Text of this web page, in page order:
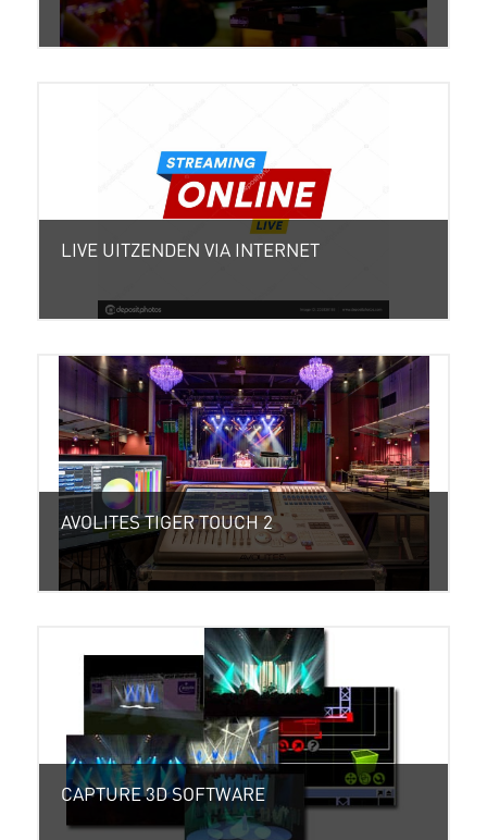
LIVE UITZENDEN VIA INTERNET
AVOLITES TIGER TOUCH 2
CAPTURE 3D SOFTWARE